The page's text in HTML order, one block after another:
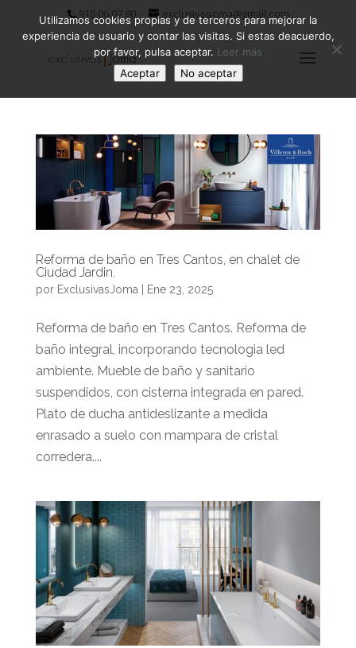
918 06 07 80 exclusivasjoma@gmail.com
Reforma de baño en Tres Cantos, en chalet de
Ciudad Jardin.
por ExclusivasJoma| Ene 23, 2025
Reforma de baño en Tres Cantos. Reforma de
baño integral, incorporando tecnologia led
ambiente. Mueble de baño y sanitario
suspendidos, con cisterna integrada en pared.
Plato de ducha antideslizante a medida
enrasado a suelo con mampara de cristal
corredera....
Utilizamos cookies propias y de terceros para mejorar la
experiencia de usuario y contar las visitas. Si estas deacuerdo,
por favor, pulsa aceptar. Leer más
Aceptar
No aceptar